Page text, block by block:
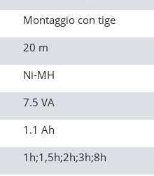
Montaggio con tige
20 m
Ni-MH
7.5 VA
1.1 Ah
1h;1,5h;2h;3h;8h